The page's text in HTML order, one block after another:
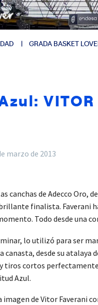
GRADA BASKET
VITOR
marzo de 2013
canchas de Adecco
finalista. Faverani
Todo desde una
lo utilizó para ser
canasta, desde su
tiros cortos
Azul.
imagen de Vitor